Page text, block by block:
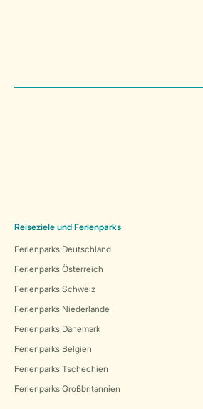
Reiseziele und Ferienparks
Ferienparks Deutschland
Ferienparks Österreich
Ferienparks Schweiz
Ferienparks Niederlande
Ferienparks Dänemark
Ferienparks Belgien
Ferienparks Tschechien
Ferienparks Großbritannien